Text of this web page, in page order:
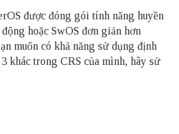
được đóng gói tính năng huyền
hoặc SwOS đơn giản hơn
muốn có khả năng sử dụng định
khác trong CRS của mình, hãy sử